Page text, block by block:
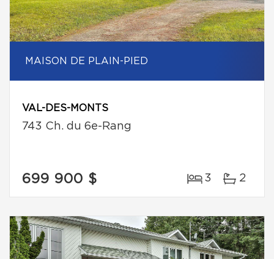
MAISON DE PLAIN-PIED
VAL-DES-MONTS
743 Ch. du 6e-Rang
699 900 $ 3 2